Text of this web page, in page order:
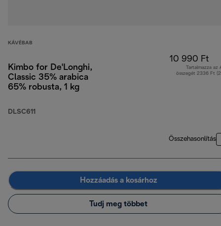
KÁVÉBAB
Kimbo for De'Longhi,
Classic 35% arabica
65% robusta, 1 kg
DLSC611
10 990 Ft
Tartalmazza az
összegét 2336 Ft
Összehasonlítás
Hozzáadás a kosárhoz
Tudj meg többet